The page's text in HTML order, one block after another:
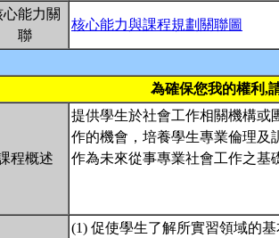
心能力關
聯
核心能力與課程規劃關聯圖
為確保您我的權利,
程概述
提供學生於社會工作相關機構或
作的機會，培養學生專業倫理及
作為未來從事專業社會工作之基
(1) 促使學生了解所實習領域的